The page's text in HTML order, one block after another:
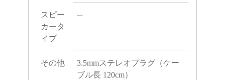
スピー
カータ
イプ
─
その他
3.5mmステレオプラグ（ケー
ブル長 120cm）